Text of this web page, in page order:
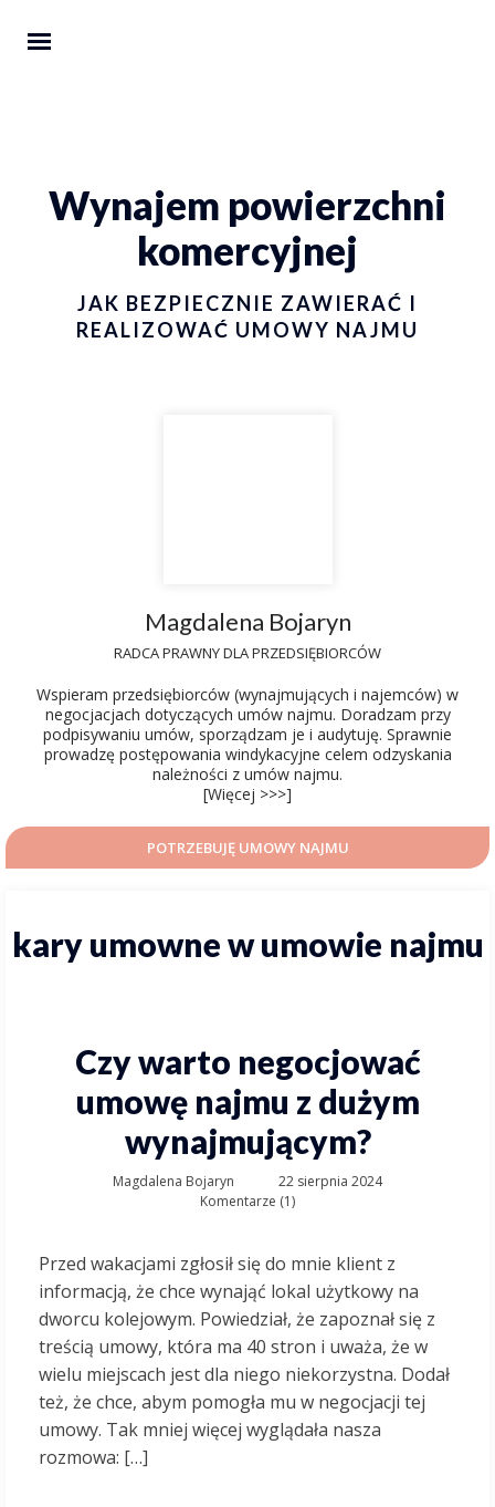
Wynajem powierzchni
komercyjnej
JAK BEZPIECZNIE ZAWIERAĆ I
REALIZOWAĆ UMOWY NAJMU
Magdalena Bojaryn
RADCA PRAWNY DLA PRZEDSIĘBIORCÓW
Wspieram przedsiębiorców (wynajmujących i najemców) w
negocjacjach dotyczących umów najmu. Doradzam przy
podpisywaniu umów, sporządzam je i audytuję. Sprawnie
prowadzę postępowania windykacyjne celem odzyskania
należności z umów najmu.
[Więcej >>>]
POTRZEBUJĘ UMOWY NAJMU
kary umowne w umowie najmu
Czy warto negocjować
umowę najmu z dużym
wynajmującym?
Magdalena Bojaryn
22 sierpnia 2024
Komentarze (1)
Przed wakacjami zgłosił się do mnie klient z
informacją, że chce wynająć lokal użytkowy na
dworcu kolejowym. Powiedział, że zapoznał się z
treścią umowy, która ma 40 stron i uważa, że w
wielu miejscach jest dla niego niekorzystna. Dodał
też, że chce, abym pomogła mu w negocjacji tej
umowy. Tak mniej więcej wyglądała nasza
rozmowa: […]